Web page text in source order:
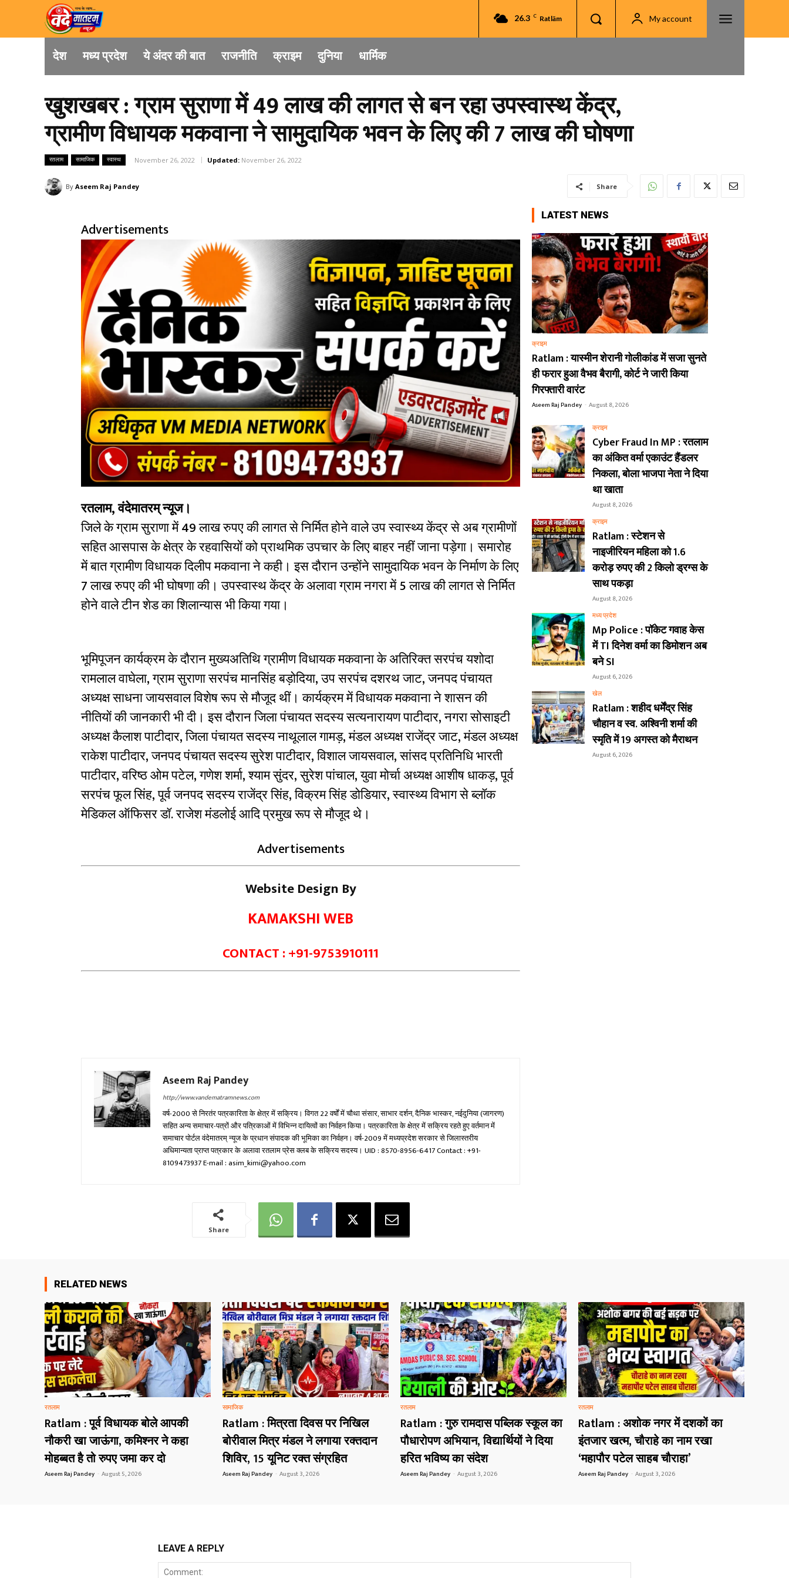
26.3 C Ratlām My account
देश मध्य प्रदेश ये अंदर की बात राजनीति क्राइम दुनिया धार्मिक
खुशखबर : ग्राम सुराणा में 49 लाख की लागत से बन रहा उपस्वास्थ केंद्र,
ग्रामीण विधायक मकवाना ने सामुदायिक भवन के लिए की 7 लाख की घोषणा
रतलाम सामाजिक स्वास्थ November 26, 2022 Updated: November 26, 2022
By Aseem Raj Pandey Share
Advertisements
रतलाम, वंदेमातरम् न्यूज।
जिले के ग्राम सुराणा में 49 लाख रुपए की लागत से निर्मित होने वाले उप स्वास्थ्य केंद्र से अब ग्रामीणों
सहित आसपास के क्षेत्र के रहवासियों को प्राथमिक उपचार के लिए बाहर नहीं जाना पड़ेगा। समारोह
में बात ग्रामीण विधायक दिलीप मकवाना ने कही। इस दौरान उन्होंने सामुदायिक भवन के निर्माण के लिए
7 लाख रुपए की भी घोषणा की। उपस्वास्थ केंद्र के अलावा ग्राम नगरा में 5 लाख की लागत से निर्मित
होने वाले टीन शेड का शिलान्यास भी किया गया।
भूमिपूजन कार्यक्रम के दौरान मुख्यअतिथि ग्रामीण विधायक मकवाना के अतिरिक्त सरपंच यशोदा
रामलाल वाघेला, ग्राम सुराणा सरपंच मानसिंह बड़ोदिया, उप सरपंच दशरथ जाट, जनपद पंचायत
अध्यक्ष साधना जायसवाल विशेष रूप से मौजूद थीं। कार्यक्रम में विधायक मकवाना ने शासन की
नीतियों की जानकारी भी दी। इस दौरान जिला पंचायत सदस्य सत्यनारायण पाटीदार, नगरा सोसाइटी
अध्यक्ष कैलाश पाटीदार, जिला पंचायत सदस्य नाथूलाल गामड़, मंडल अध्यक्ष राजेंद्र जाट, मंडल अध्यक्ष
राकेश पाटीदार, जनपद पंचायत सदस्य सुरेश पाटीदार, विशाल जायसवाल, सांसद प्रतिनिधि भारती
पाटीदार, वरिष्ठ ओम पटेल, गणेश शर्मा, श्याम सुंदर, सुरेश पांचाल, युवा मोर्चा अध्यक्ष आशीष धाकड़, पूर्व
सरपंच फूल सिंह, पूर्व जनपद सदस्य राजेंद्र सिंह, विक्रम सिंह डोडियार, स्वास्थ्य विभाग से ब्लॉक
मेडिकल ऑफिसर डॉ. राजेश मंडलोई आदि प्रमुख रूप से मौजूद थे।
Advertisements
Website Design By
KAMAKSHI WEB
CONTACT : +91-9753910111
Aseem Raj Pandey
http://www.vandematramnews.com
वर्ष-2000 से निरतंर पत्रकारिता के क्षेत्र में सक्रिय। विगत 22 वर्षों में चौथा संसार, साभार दर्शन, दैनिक भास्कर, नईदुनिया (जागरण)
सहित अन्य समाचार-पत्रों और पत्रिकाओं में विभिन्न दायित्वों का निर्वहन किया। पत्रकारिता के क्षेत्र में सक्रिय रहते हुए वर्तमान में
समाचार पोर्टल वंदेमातरम् न्यूज के प्रधान संपादक की भूमिका का निर्वहन। वर्ष-2009 में मध्यप्रदेश सरकार से जिलास्तरीय
अधिमान्यता प्राप्त पत्रकार के अलावा रतलाम प्रेस क्लब के सक्रिय सदस्य। UID : 8570-8956-6417 Contact : +91-
8109473937 E-mail : asim_kimi@yahoo.com
Share
LATEST NEWS
क्राइम
Ratlam : यास्मीन शेरानी गोलीकांड में सजा सुनते
ही फरार हुआ वैभव बैरागी, कोर्ट ने जारी किया
गिरफ्तारी वारंट
Aseem Raj Pandey - August 8, 2026
क्राइम
Cyber Fraud In MP : रतलाम
का अंकित वर्मा एकाउंट हैंडलर
निकला, बोला भाजपा नेता ने दिया
था खाता
August 8, 2026
क्राइम
Ratlam : स्टेशन से
नाइजीरियन महिला को 1.6
करोड़ रुपए की 2 किलो ड्रग्स के
साथ पकड़ा
August 8, 2026
मध्य प्रदेश
Mp Police : पॉकेट गवाह केस
में TI दिनेश वर्मा का डिमोशन अब
बने SI
August 6, 2026
खेल
Ratlam : शहीद धर्मेंद्र सिंह
चौहान व स्व. अश्विनी शर्मा की
स्मृति में 19 अगस्त को मैराथन
August 6, 2026
RELATED NEWS
रतलाम
Ratlam : पूर्व विधायक बोले आपकी
नौकरी खा जाऊंगा, कमिश्नर ने कहा
मोहब्बत है तो रुपए जमा कर दो
Aseem Raj Pandey - August 5, 2026
सामाजिक
Ratlam : मित्रता दिवस पर निखिल
बोरीवाल मित्र मंडल ने लगाया रक्तदान
शिविर, 15 यूनिट रक्त संग्रहित
Aseem Raj Pandey - August 3, 2026
रतलाम
Ratlam : गुरु रामदास पब्लिक स्कूल का
पौधारोपण अभियान, विद्यार्थियों ने दिया
हरित भविष्य का संदेश
Aseem Raj Pandey - August 3, 2026
रतलाम
Ratlam : अशोक नगर में दशकों का
इंतजार खत्म, चौराहे का नाम रखा
‘महापौर पटेल साहब चौराहा’
Aseem Raj Pandey - August 3, 2026
LEAVE A REPLY